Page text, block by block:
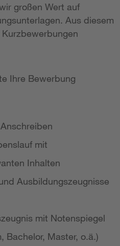
großen Wert auf
Aus diesem
Ihre Bewerbung
mit
Inhalten
Ausbildungszeugnisse
mit Notenspiegel
Bachelor, Master, o.ä.)